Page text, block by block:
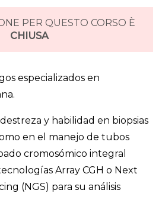
PER QUESTO CORSO È
CHIUSA
especializados en
y habilidad en biopsias
en el manejo de tubos
cromosómico integral
Array CGH o Next
(NGS) para su análisis